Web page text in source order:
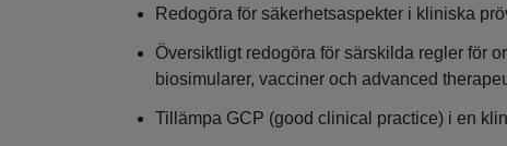
Redogöra för säkerhetsaspekter i kliniska
Översiktligt redogöra för särskilda regler för
biosimularer, vacciner och advanced
Tillämpa GCP (good clinical practice) i en